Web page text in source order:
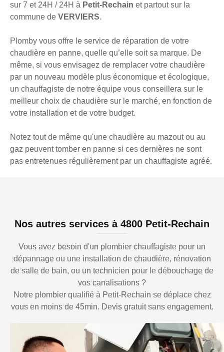
sur 7 et 24H / 24H à Petit-Rechain et partout sur la
commune de VERVIERS.
Plomby vous offre le service de réparation de votre
chaudière en panne, quelle qu’elle soit sa marque. De
même, si vous envisagez de remplacer votre chaudière
par un nouveau modèle plus économique et écologique,
un chauffagiste de notre équipe vous conseillera sur le
meilleur choix de chaudière sur le marché, en fonction de
votre installation et de votre budget.
Notez tout de même qu'une chaudière au mazout ou au
gaz peuvent tomber en panne si ces dernières ne sont
pas entretenues régulièrement par un chauffagiste agréé.
Nos autres services à 4800 Petit-Rechain
Vous avez besoin d'un plombier chauffagiste pour un
dépannage ou une installation de chaudière, rénovation
de salle de bain, ou un technicien pour le débouchage de
vos canalisations ?
Notre plombier qualifié à Petit-Rechain se déplace chez
vous en moins de 45min. Devis gratuit sans engagement.